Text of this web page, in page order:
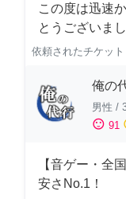
この度は迅速
とうございまし
依頼されたチケット
俺の
男性 /
sentiment_satisfied 91
【音ゲー・全
安さNo.1！